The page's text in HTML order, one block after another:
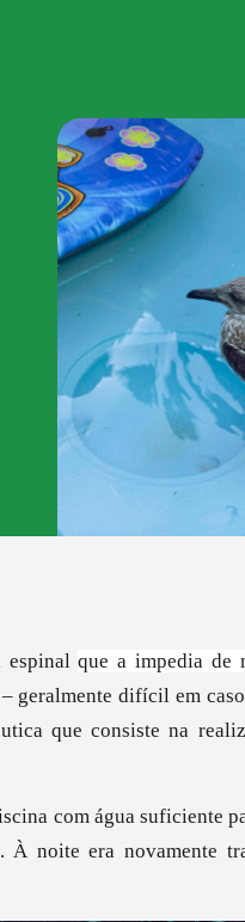
espinalque a impedia de
geralmente difícil em
que consiste na
com água suficiente
À noite era novamente